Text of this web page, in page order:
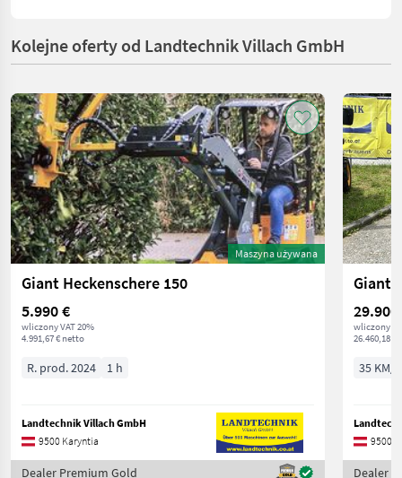
Kolejne oferty od Landtechnik Villach GmbH
Maszyna używana
Giant Heckenschere 150
5.990 €
wliczony VAT 20%
4.991,67 € netto
R. prod. 2024 1 h
Landtechnik Villach GmbH
9500 Karyntia
Dealer Premium Gold
Giant
29.900
wliczony
26.460,18 €
35 KM/
9500
Dealer